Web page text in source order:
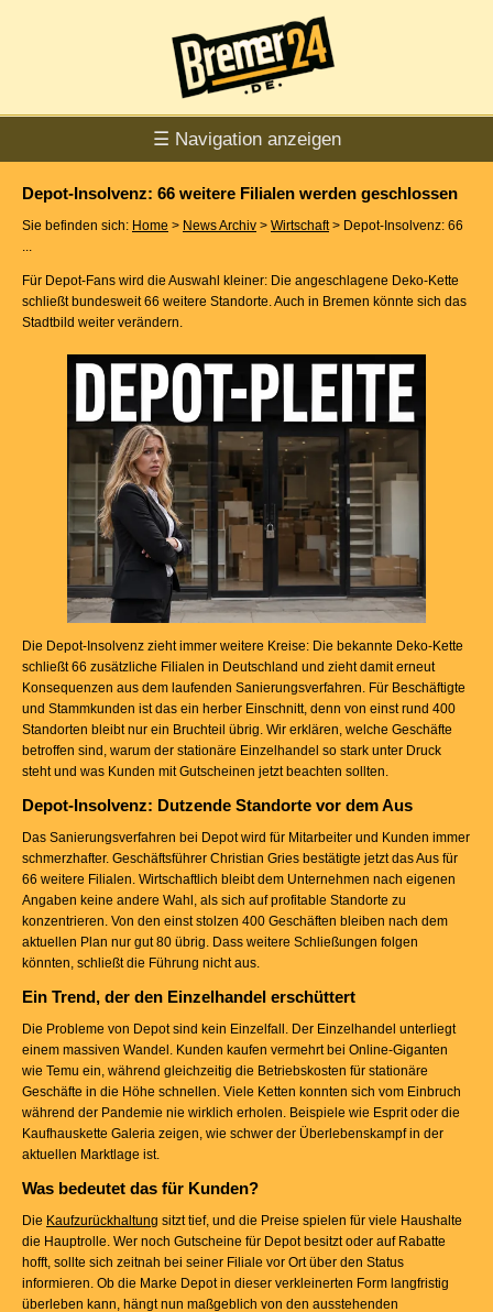
☰ Navigation anzeigen
Depot-Insolvenz: 66 weitere Filialen werden geschlossen
Sie befinden sich: Home > News Archiv > Wirtschaft> Depot-Insolvenz: 66
...
Für Depot-Fans wird die Auswahl kleiner: Die angeschlagene Deko-Kette
schließt bundesweit 66 weitere Standorte. Auch in Bremen könnte sich das
Stadtbild weiter verändern.
Die Depot-Insolvenz zieht immer weitere Kreise: Die bekannte Deko-Kette
schließt 66 zusätzliche Filialen in Deutschland und zieht damit erneut
Konsequenzen aus dem laufenden Sanierungsverfahren. Für Beschäftigte
und Stammkunden ist das ein herber Einschnitt, denn von einst rund 400
Standorten bleibt nur ein Bruchteil übrig. Wir erklären, welche Geschäfte
betroffen sind, warum der stationäre Einzelhandel so stark unter Druck
steht und was Kunden mit Gutscheinen jetzt beachten sollten.
Depot-Insolvenz: Dutzende Standorte vor dem Aus
Das Sanierungsverfahren bei Depot wird für Mitarbeiter und Kunden immer
schmerzhafter. Geschäftsführer Christian Gries bestätigte jetzt das Aus für
66 weitere Filialen. Wirtschaftlich bleibt dem Unternehmen nach eigenen
Angaben keine andere Wahl, als sich auf profitable Standorte zu
konzentrieren. Von den einst stolzen 400 Geschäften bleiben nach dem
aktuellen Plan nur gut 80 übrig. Dass weitere Schließungen folgen
könnten, schließt die Führung nicht aus.
Ein Trend, der den Einzelhandel erschüttert
Die Probleme von Depot sind kein Einzelfall. Der Einzelhandel unterliegt
einem massiven Wandel. Kunden kaufen vermehrt bei Online-Giganten
wie Temu ein, während gleichzeitig die Betriebskosten für stationäre
Geschäfte in die Höhe schnellen. Viele Ketten konnten sich vom Einbruch
während der Pandemie nie wirklich erholen. Beispiele wie Esprit oder die
Kaufhauskette Galeria zeigen, wie schwer der Überlebenskampf in der
aktuellen Marktlage ist.
Was bedeutet das für Kunden?
Die Kaufzurückhaltung sitzt tief, und die Preise spielen für viele Haushalte
die Hauptrolle. Wer noch Gutscheine für Depot besitzt oder auf Rabatte
hofft, sollte sich zeitnah bei seiner Filiale vor Ort über den Status
informieren. Ob die Marke Depot in dieser verkleinerten Form langfristig
überleben kann, hängt nun maßgeblich von den ausstehenden